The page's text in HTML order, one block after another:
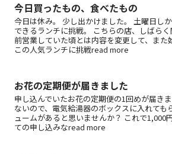
今日買ったもの、食べたもの
今日は休み。 少し出かけました。 土曜日し
できるランチに挑戦。 こちらの店、しばら
前営業していた頃とは内容を変更して、また
この人気ランチに挑戦read more
お花の定期便が届きました
申し込んでいたお花の定期便の1回めが届き
ないので、電気給湯器のボックスに入れても
ュームがあると思いませんか？ これで1,000
ての申し込みなread more